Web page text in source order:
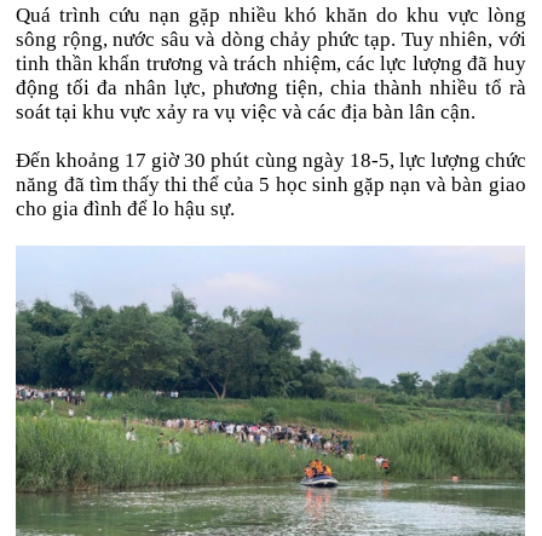
Quá trình cứu nạn gặp nhiều khó khăn do khu vực lòng
sông rộng, nước sâu và dòng chảy phức tạp. Tuy nhiên, với
tinh thần khẩn trương và trách nhiệm, các lực lượng đã huy
động tối đa nhân lực, phương tiện, chia thành nhiều tổ rà
soát tại khu vực xảy ra vụ việc và các địa bàn lân cận.
Đến khoảng 17 giờ 30 phút cùng ngày 18-5, lực lượng chức
năng đã tìm thấy thi thể của 5 học sinh gặp nạn và bàn giao
cho gia đình để lo hậu sự.